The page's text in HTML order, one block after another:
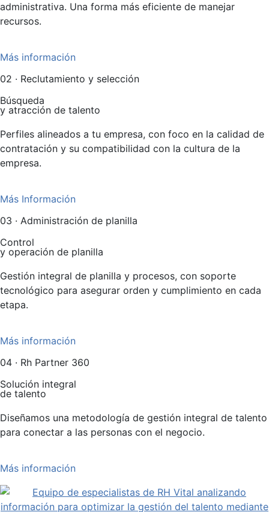
administrativa. Una forma más eficiente de manejar
recursos.
Más información
02 · Reclutamiento y selección
Búsqueda
y atracción de talento
Perfiles alineados a tu empresa, con foco en la calidad de
contratación y su compatibilidad con la cultura de la
empresa.
Más Información
03 · Administración de planilla
Control
y operación de planilla
Gestión integral de planilla y procesos, con soporte
tecnológico para asegurar orden y cumplimiento en cada
etapa.
Más información
04 · Rh Partner 360
Solución integral
de talento
Diseñamos una metodología de gestión integral de talento
para conectar a las personas con el negocio.
Más información